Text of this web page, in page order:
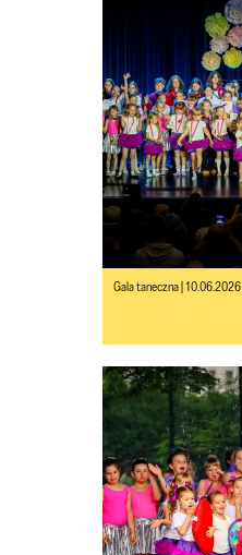
Gala taneczna | 10.06.2026